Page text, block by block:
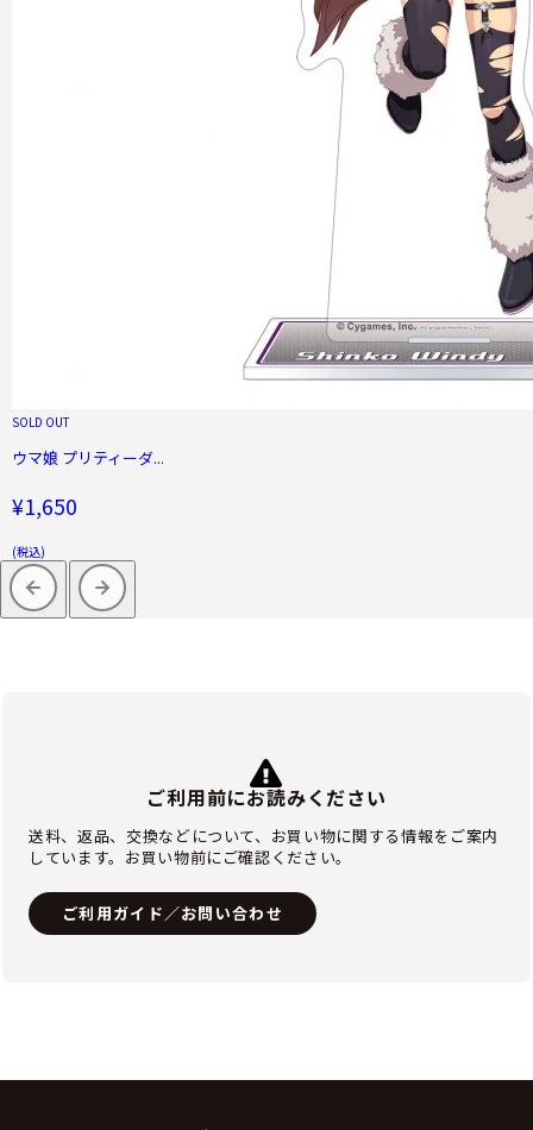
SOLD OUT
ウマ娘 プリティーダ...
¥1,650
(税込)
ご利用前にお読みください
送料、返品、交換などについて、お買い物に関する情報をご案内
しています。お買い物前にご確認ください。
ご利用ガイド／お問い合わせ